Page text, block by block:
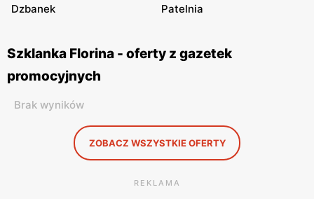
Dzbanek
Patelnia
Szklanka Florina - oferty z gazetek
promocyjnych
Brak wyników
ZOBACZ WSZYSTKIE OFERTY
REKLAMA